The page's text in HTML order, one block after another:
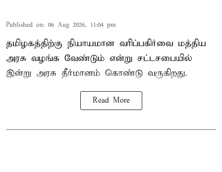
Published on: 06 Aug 2026, 11:04 pm
தமிழகத்திற்கு நியாயமான வரிப்பகிர்வை மத்திய
அரசு வழங்க வேண்டும் என்று சட்டசபையில்
இன்று அரசு தீர்மானம் கொண்டு வருகிறது.
Read More